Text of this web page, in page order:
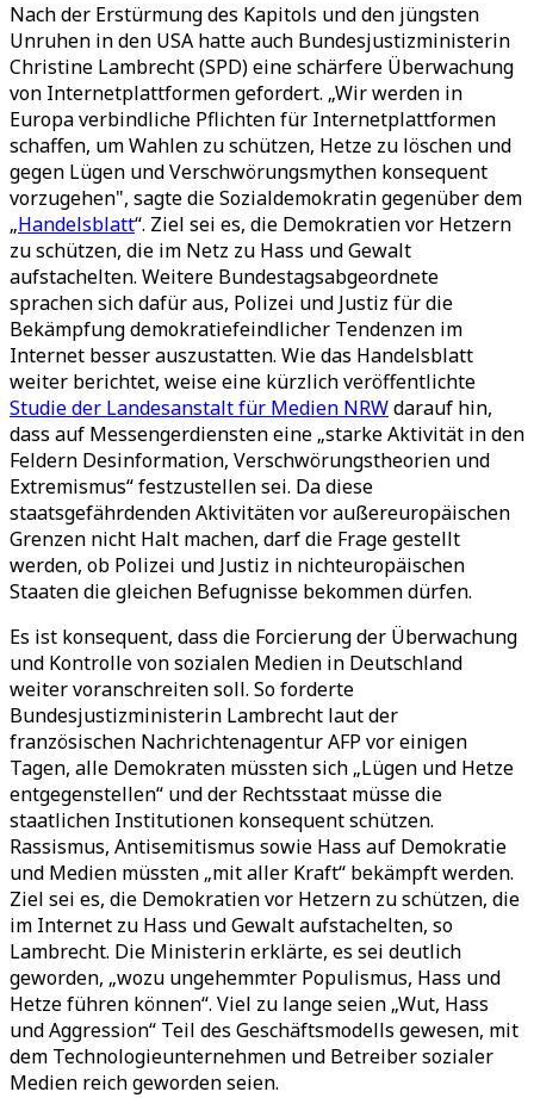
Nach der Erstürmung des Kapitols und den jüngsten
Unruhen in den USA hatte auch Bundesjustizministerin
Christine Lambrecht (SPD) eine schärfere Überwachung
von Internetplattformen gefordert. „Wir werden in
Europa verbindliche Pflichten für Internetplattformen
schaffen, um Wahlen zu schützen, Hetze zu löschen und
gegen Lügen und Verschwörungsmythen konsequent
vorzugehen", sagte die Sozialdemokratin gegenüber dem
„Handelsblatt“. Ziel sei es, die Demokratien vor Hetzern
zu schützen, die im Netz zu Hass und Gewalt
aufstachelten. Weitere Bundestagsabgeordnete
sprachen sich dafür aus, Polizei und Justiz für die
Bekämpfung demokratiefeindlicher Tendenzen im
Internet besser auszustatten. Wie das Handelsblatt
weiter berichtet, weise eine kürzlich veröffentlichte
Studie der Landesanstalt für Medien NRWdarauf hin,
dass auf Messengerdiensten eine „starke Aktivität in den
Feldern Desinformation, Verschwörungstheorien und
Extremismus“ festzustellen sei. Da diese
staatsgefährdenden Aktivitäten vor außereuropäischen
Grenzen nicht Halt machen, darf die Frage gestellt
werden, ob Polizei und Justiz in nichteuropäischen
Staaten die gleichen Befugnisse bekommen dürfen.
Es ist konsequent, dass die Forcierung der Überwachung
und Kontrolle von sozialen Medien in Deutschland
weiter voranschreiten soll. So forderte
Bundesjustizministerin Lambrecht laut der
französischen Nachrichtenagentur AFP vor einigen
Tagen, alle Demokraten müssten sich „Lügen und Hetze
entgegenstellen“ und der Rechtsstaat müsse die
staatlichen Institutionen konsequent schützen.
Rassismus, Antisemitismus sowie Hass auf Demokratie
und Medien müssten „mit aller Kraft“ bekämpft werden.
Ziel sei es, die Demokratien vor Hetzern zu schützen, die
im Internet zu Hass und Gewalt aufstachelten, so
Lambrecht. Die Ministerin erklärte, es sei deutlich
geworden, „wozu ungehemmter Populismus, Hass und
Hetze führen können“. Viel zu lange seien „Wut, Hass
und Aggression“ Teil des Geschäftsmodells gewesen, mit
dem Technologieunternehmen und Betreiber sozialer
Medien reich geworden seien.